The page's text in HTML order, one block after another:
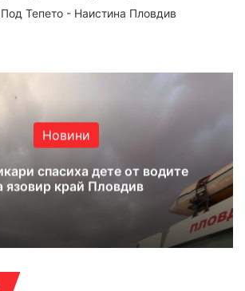
Тепето - Наистина Пловдив
Новини
спасиха дете от водите
язовир край Пловдив